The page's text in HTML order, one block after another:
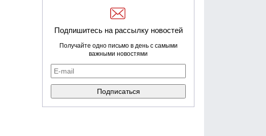
Подпишитесь на рассылку новостей
Получайте одно письмо в день с самыми
важными новостями